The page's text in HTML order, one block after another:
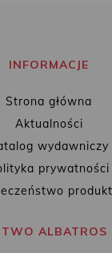
INFORMACJE
Strona główna
Aktualności
wydawniczy
prywatności